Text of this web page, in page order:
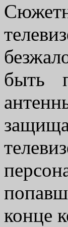
быть
конце